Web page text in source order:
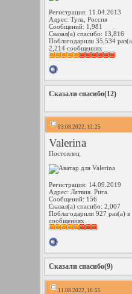
Регистрация: 11.04.2013
Адрес: Тула, Россия
Сообщений: 1,981
Сказал(а) спасибо: 13,816
Поблагодарили 35,534
2,214 сообщениях
Сказали спасибо(12)
03.08.2022, 13:25
Valerina
Постоялец
Регистрация: 14.09.2019
Адрес: Латвия. Рига.
Сообщений: 156
Сказал(а) спасибо: 2,007
Поблагодарили 927 раз(а) в
сообщениях
Сказали спасибо(9)
11.08.2022, 16:55